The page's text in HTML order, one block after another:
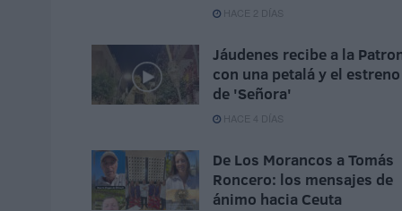
HACE 2 DÍAS
Jáudenes recibe a la
con una petalá y el estreno
de 'Señora'
HACE 4 DÍAS
De Los Morancos a Tomás
Roncero: los mensajes de
ánimo hacia Ceuta